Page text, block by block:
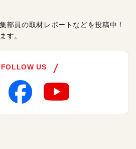
部員の取材レポートなどを投稿中！
す。
FOLLOW US